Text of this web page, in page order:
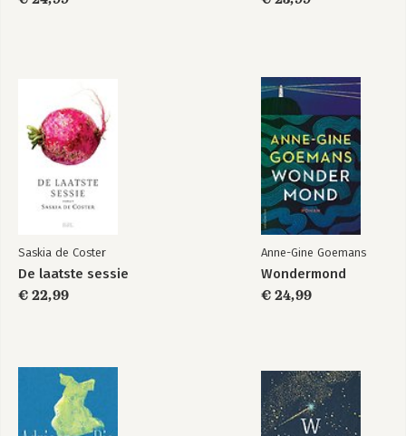
Saskia de Coster
De laatste sessie
€ 22,99
Anne-Gine Goemans
Wondermond
€ 24,99